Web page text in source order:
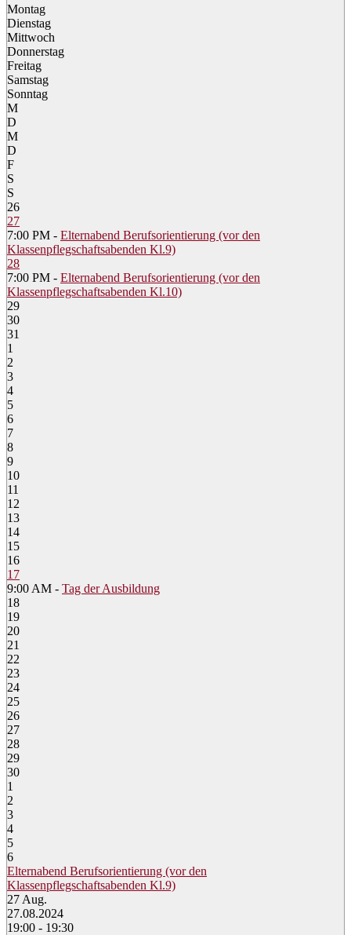
Montag
Dienstag
Mittwoch
Donnerstag
Freitag
Samstag
Sonntag
M
D
M
D
F
S
S
26
27
7:00 PM - Elternabend Berufsorientierung (vor den
Klassenpflegschaftsabenden Kl.9)
28
7:00 PM - Elternabend Berufsorientierung (vor den
Klassenpflegschaftsabenden Kl.10)
29
30
31
1
2
3
4
5
6
7
8
9
10
11
12
13
14
15
16
17
9:00 AM - Tag der Ausbildung
18
19
20
21
22
23
24
25
26
27
28
29
30
1
2
3
4
5
6
Elternabend Berufsorientierung (vor den
Klassenpflegschaftsabenden Kl.9)
27 Aug.
27.08.2024
19:00 - 19:30